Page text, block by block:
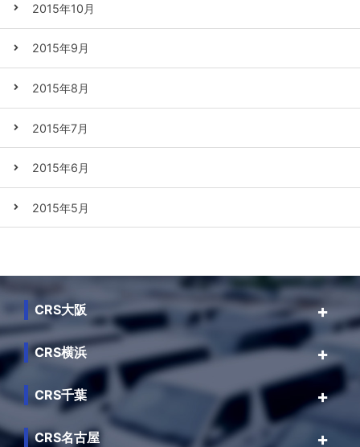
2015年10月
2015年9月
2015年8月
2015年7月
2015年6月
2015年5月
CRS大阪
CRS横浜
CRS千葉
CRS名古屋